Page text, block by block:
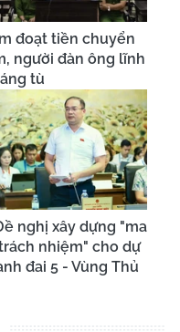
đoạt tiền chuyển
người đàn ông lĩnh
tù
nghị xây dựng "ma
nhiệm" cho dự
đai 5 - Vùng Thủ